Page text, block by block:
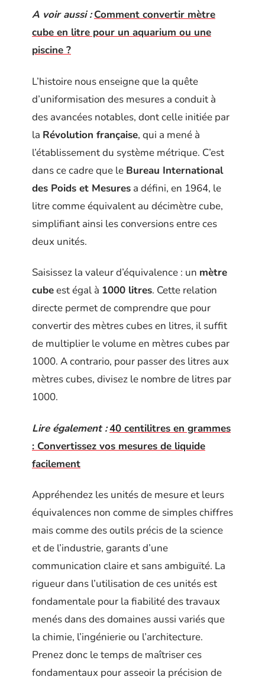
A voir aussi : Comment convertir mètre
cube en litre pour un aquarium ou une
piscine ?
L’histoire nous enseigne que la quête
d’uniformisation des mesures a conduit à
des avancées notables, dont celle initiée par
la Révolution française, qui a mené à
l’établissement du système métrique. C’est
dans ce cadre que le Bureau International
des Poids et Mesures a défini, en 1964, le
litre comme équivalent au décimètre cube,
simplifiant ainsi les conversions entre ces
deux unités.
Saisissez la valeur d’équivalence : un mètre
cubeest égal à 1000 litres. Cette relation
directe permet de comprendre que pour
convertir des mètres cubes en litres, il suffit
de multiplier le volume en mètres cubes par
1000. A contrario, pour passer des litres aux
mètres cubes, divisez le nombre de litres par
1000.
Lire également :40 centilitres en grammes
: Convertissez vos mesures de liquide
facilement
Appréhendez les unités de mesure et leurs
équivalences non comme de simples chiffres
mais comme des outils précis de la science
et de l’industrie, garants d’une
communication claire et sans ambiguïté. La
rigueur dans l’utilisation de ces unités est
fondamentale pour la fiabilité des travaux
menés dans des domaines aussi variés que
la chimie, l’ingénierie ou l’architecture.
Prenez donc le temps de maîtriser ces
fondamentaux pour asseoir la précision de